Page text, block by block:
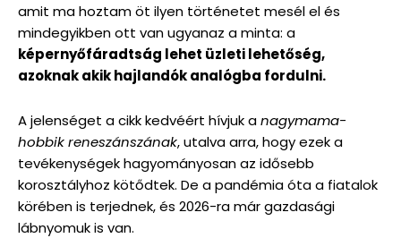
amit ma hoztam öt ilyen történetet mesél el és
mindegyikben ott van ugyanaz a minta: a
képernyőfáradtság lehet üzleti lehetőség,
azoknak akik hajlandók analógba fordulni.
A jelenséget a cikk kedvéért hívjuk anagymama-
hobbik reneszánszának, utalva arra, hogy ezek a
tevékenységek hagyományosan az idősebb
korosztályhoz kötődtek. De a pandémia óta a fiatalok
körében is terjednek, és 2026-ra már gazdasági
lábnyomuk is van.